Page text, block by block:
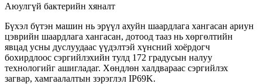
Аюулгүй бактерийн хяналт
Бүхэл бүтэн машин нь эрүүл ахуйн шаардлага хангасан ариун
цэврийн шаардлага хангасан, дотоод тааз нь хөргөлтийн
явцад усны дуслуудаас үүдэлтэй хүнсний хоёрдогч
бохирдлоос сэргийлэхийн тулд 172 градусын налуу
технологийг ашигладаг. Хөндлөн халдвараас сэргийлэх
загвар, хамгаалалтын зэрэглэл IP69K.